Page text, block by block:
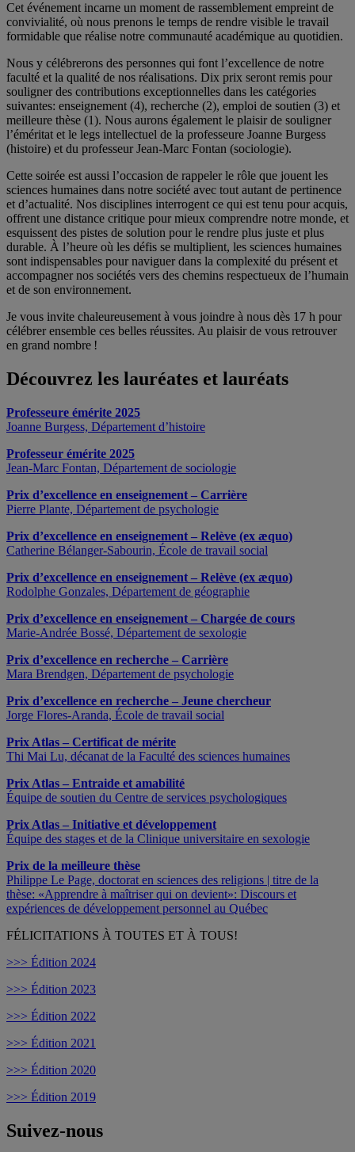
Cet événement incarne un moment de rassemblement empreint de
convivialité, où nous prenons le temps de rendre visible le travail
formidable que réalise notre communauté académique au quotidien.
Nous y célébrerons des personnes qui font l’excellence de notre
faculté et la qualité de nos réalisations. Dix prix seront remis pour
souligner des contributions exceptionnelles dans les catégories
suivantes: enseignement (4), recherche (2), emploi de soutien (3) et
meilleure thèse (1). Nous aurons également le plaisir de souligner
l’éméritat et le legs intellectuel de la professeure Joanne Burgess
(histoire) et du professeur Jean-Marc Fontan (sociologie).
Cette soirée est aussi l’occasion de rappeler le rôle que jouent les
sciences humaines dans notre société avec tout autant de pertinence
et d’actualité. Nos disciplines interrogent ce qui est tenu pour acquis,
offrent une distance critique pour mieux comprendre notre monde, et
esquissent des pistes de solution pour le rendre plus juste et plus
durable. À l’heure où les défis se multiplient, les sciences humaines
sont indispensables pour naviguer dans la complexité du présent et
accompagner nos sociétés vers des chemins respectueux de l’humain
et de son environnement.
Je vous invite chaleureusement à vous joindre à nous dès 17 h pour
célébrer ensemble ces belles réussites. Au plaisir de vous retrouver
en grand nombre !
Découvrez les lauréates et lauréats
Professeure émérite 2025
Joanne Burgess, Département d’histoire
Professeur émérite 2025
Jean-Marc Fontan, Département de sociologie
Prix d’excellence en enseignement – Carrière
Pierre Plante, Département de psychologie
Prix d’excellence en enseignement – Relève (ex æquo)
Catherine Bélanger-Sabourin, École de travail social
Prix d’excellence en enseignement – Relève (ex æquo)
Rodolphe Gonzales, Département de géographie
Prix d’excellence en enseignement – Chargée de cours
Marie-Andrée Bossé, Département de sexologie
Prix d’excellence en recherche – Carrière
Mara Brendgen, Département de psychologie
Prix d’excellence en recherche – Jeune chercheur
Jorge Flores-Aranda, École de travail social
Prix Atlas – Certificat de mérite
Thi Mai Lu, décanat de la Faculté des sciences humaines
Prix Atlas – Entraide et amabilité
Équipe de soutien du Centre de services psychologiques
Prix Atlas – Initiative et développement
Équipe des stages et de la Clinique universitaire en sexologie
Prix de la meilleure thèse
Philippe Le Page, doctorat en sciences des religions | titre de la
thèse: «Apprendre à maîtriser qui on devient»: Discours et
expériences de développement personnel au Québec
FÉLICITATIONS À TOUTES ET À TOUS!
>>> Édition 2024
>>> Édition 2023
>>> Édition 2022
>>> Édition 2021
>>> Édition 2020
>>> Édition 2019
Suivez-nous